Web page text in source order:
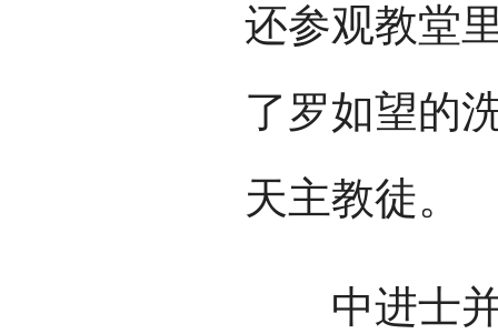
还参观教堂
了罗如望的
天主教徒。
中进士并